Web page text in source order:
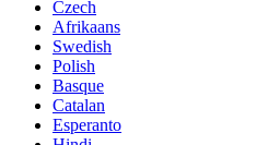
Czech
Afrikaans
Swedish
Polish
Basque
Catalan
Esperanto